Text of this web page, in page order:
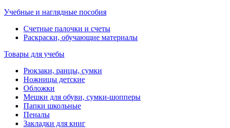
Учебные и наглядные пособия
Счетные палочки и счеты
Раскраски, обучающие материалы
Товары для учебы
Рюкзаки, ранцы, сумки
Ножницы детские
Обложки
Мешки для обуви, сумки-шопперы
Папки школьные
Пеналы
Закладки для книг